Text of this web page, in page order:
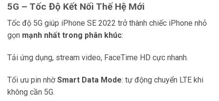
5G – Tốc Độ Kết Nối Thế Hệ Mới
Tốc độ 5G giúp iPhone SE 2022 trở thành chiếc iPhone nhỏ
gọn mạnh nhất trong phân khúc:
Tải ứng dụng, stream video, FaceTime HD cực nhanh.
Tối ưu pin nhờSmart Data Mode: tự động chuyển LTE khi
không cần 5G.